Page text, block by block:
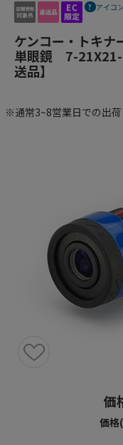
アイコ
ケンコー・トキ
単眼鏡 7-21X21-
送品】
※通常3~8営業日での出荷
価
価格(